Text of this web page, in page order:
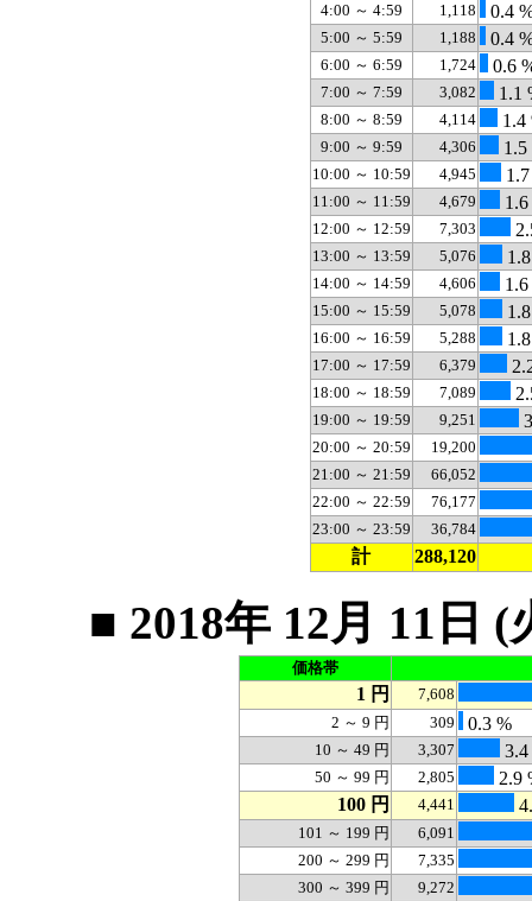
4:00 ～ 4:59 1,118 0.4
5:00 ～ 5:59 1,188 0.4
6:00 ～ 6:59 1,724 0.6
7:00 ～ 7:59 3,082 1.1
8:00 ～ 8:59 4,114 1.4
9:00 ～ 9:59 4,306 1.5
10:00 ～ 10:59 4,945
11:00 ～ 11:59 4,679
12:00 ～ 12:59 7,303
13:00 ～ 13:59 5,076
14:00 ～ 14:59 4,606
15:00 ～ 15:59 5,078
16:00 ～ 16:59 5,288
17:00 ～ 17:59 6,379
18:00 ～ 18:59 7,089
19:00 ～ 19:59 9,251
20:00 ～ 20:59
19,200
21:00 ～ 21:59
66,052
22:00 ～ 22:59
76,177
23:00 ～ 23:59
36,784
計 288,120
■ 2018年 12月 11日
価格帯
1 円
7,608
2 ～ 9 円
309 0.3 %
10 ～ 49 円 3,307 3.4
50 ～ 99 円 2,805
2.9
100 円
4,441
101 ～ 199 円
6,091
200 ～ 299 円
7,335
300 ～ 399 円
9,272